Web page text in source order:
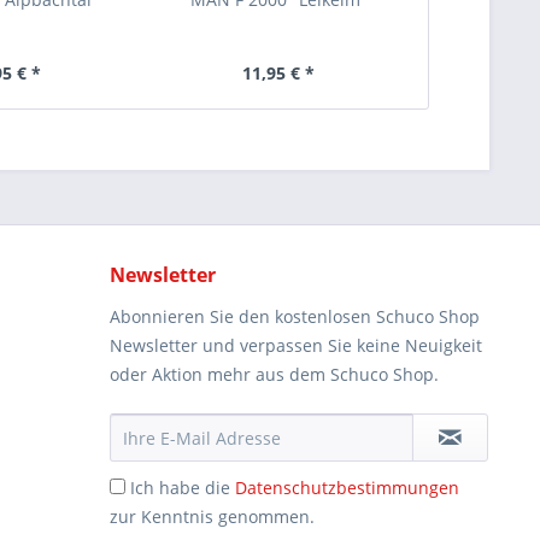
€ * 11,95 € *
Newsletter
Abonnieren Sie den kostenlosen Schuco Shop
Newsletter und verpassen Sie keine Neuigkeit
oder Aktion mehr aus dem Schuco Shop.
Ich habe die Datenschutzbestimmungen
zur Kenntnis genommen.